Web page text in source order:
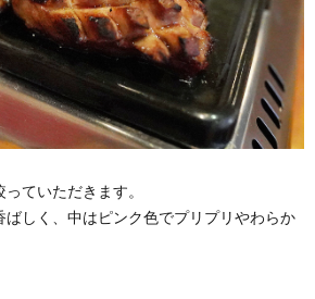
ていただきます。
しく、中はピンク色でプリプリやわらか